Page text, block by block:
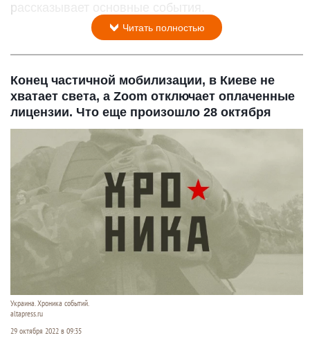
рассказывает основные события.
Читать полностью
Конец частичной мобилизации, в Киеве не
хватает света, а Zoom отключает оплаченные
лицензии. Что еще произошло 28 октября
Украина. Хроника событий.
altapress.ru
29 октября 2022 в 09:35